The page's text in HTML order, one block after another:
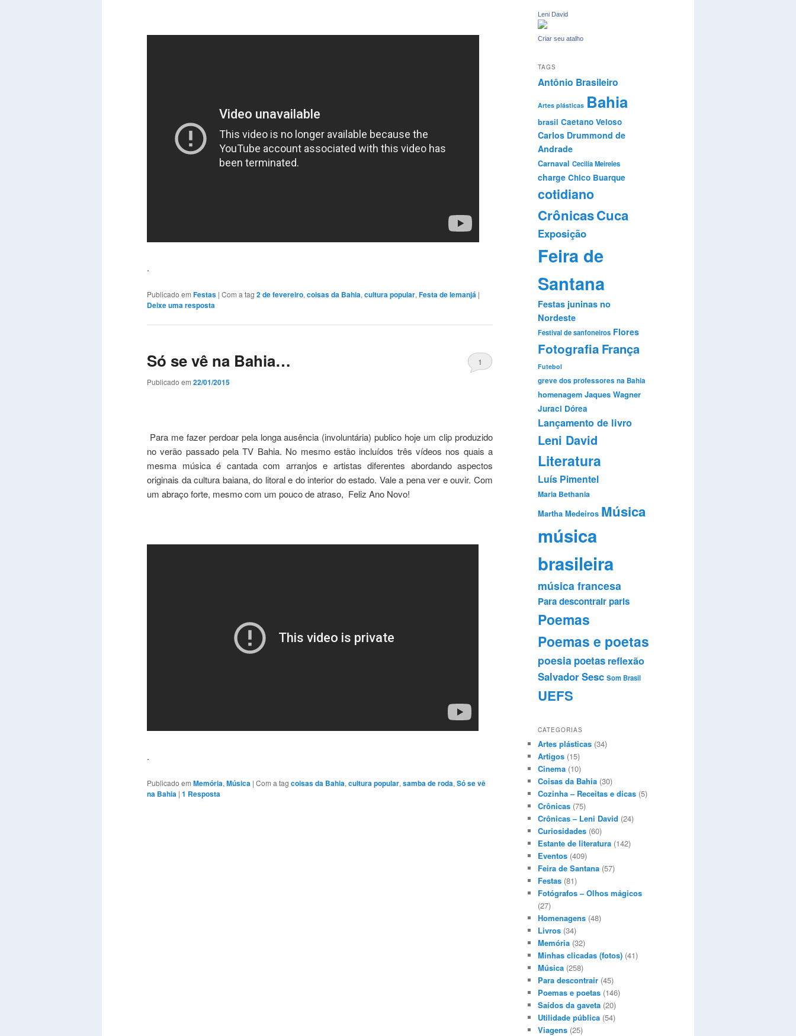
.
Publicado em Festas | Com a tag 2 de fevereiro, coisas da Bahia, cultura popular, Festa de Iemanjá |
Deixe uma resposta
Só se vê na Bahia…
Publicado em 22/01/2015
1
Para me fazer perdoar pela longa ausência (involuntária) publico hoje um clip produzido
no verão passado pela TV Bahia. No mesmo estão incluídos três vídeos nos quais a
mesma música é cantada com arranjos e artistas diferentes abordando aspectos
originais da cultura baiana, do litoral e do interior do estado. Vale a pena ver e ouvir. Com
um abraço forte, mesmo com um pouco de atraso, Feliz Ano Novo!
.
Publicado em Memória, Música | Com a tag coisas da Bahia, cultura popular, samba de roda, Só se vê
na Bahia | 1 Resposta
Leni David
Criar seu atalho
TAGS
Antônio Brasileiro
Artes plásticas Bahia
brasil Caetano Veloso
Carlos Drummond de
Andrade
Carnaval Cecilia Meireles
charge Chico Buarque
cotidiano
CrônicasCuca
Exposição
Feira de
Santana
Festas juninas no
Nordeste
Festival de sanfoneiros Flores
Fotografia França
Futebol
greve dos professores na Bahia
homenagem Jaques Wagner
Juraci Dórea
Lançamento de livro
Leni David
Literatura
Luís Pimentel
Maria Bethania
Martha Medeiros Música
música
brasileira
música francesa
Para descontrairparis
Poemas
Poemas e poetas
poesia poetas reflexão
SalvadorSesc Som Brasil
UEFS
CATEGORIAS
Artes plásticas (34)
Artigos (15)
Cinema (10)
Coisas da Bahia (30)
Cozinha – Receitas e dicas (5)
Crônicas (75)
Crônicas – Leni David (24)
Curiosidades (60)
Estante de literatura (142)
Eventos (409)
Feira de Santana (57)
Festas (81)
Fotógrafos – Olhos mágicos
(27)
Homenagens (48)
Livros (34)
Memória (32)
Minhas clicadas (fotos) (41)
Música (258)
Para descontrair (45)
Poemas e poetas (146)
Saídos da gaveta (20)
Utilidade pública (54)
Viagens (25)